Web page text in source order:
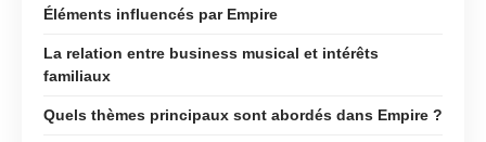
Éléments influencés par Empire
La relation entre business musical et intérêts
familiaux
Quels thèmes principaux sont abordés dans Empire ?